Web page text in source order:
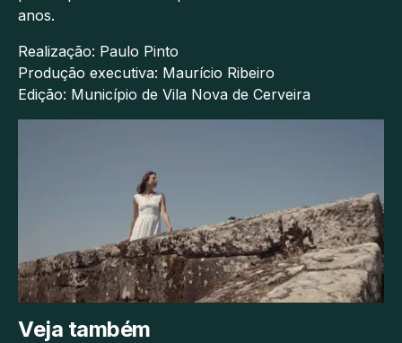
anos.
Realização: Paulo Pinto
Produção executiva: Maurício Ribeiro
Edição: Município de Vila Nova de Cerveira
Veja também